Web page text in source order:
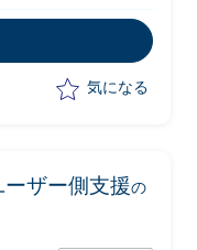
ム(アプリチーム)へ
題対応
のコミュニケーショ
気になる
ザー側支援の